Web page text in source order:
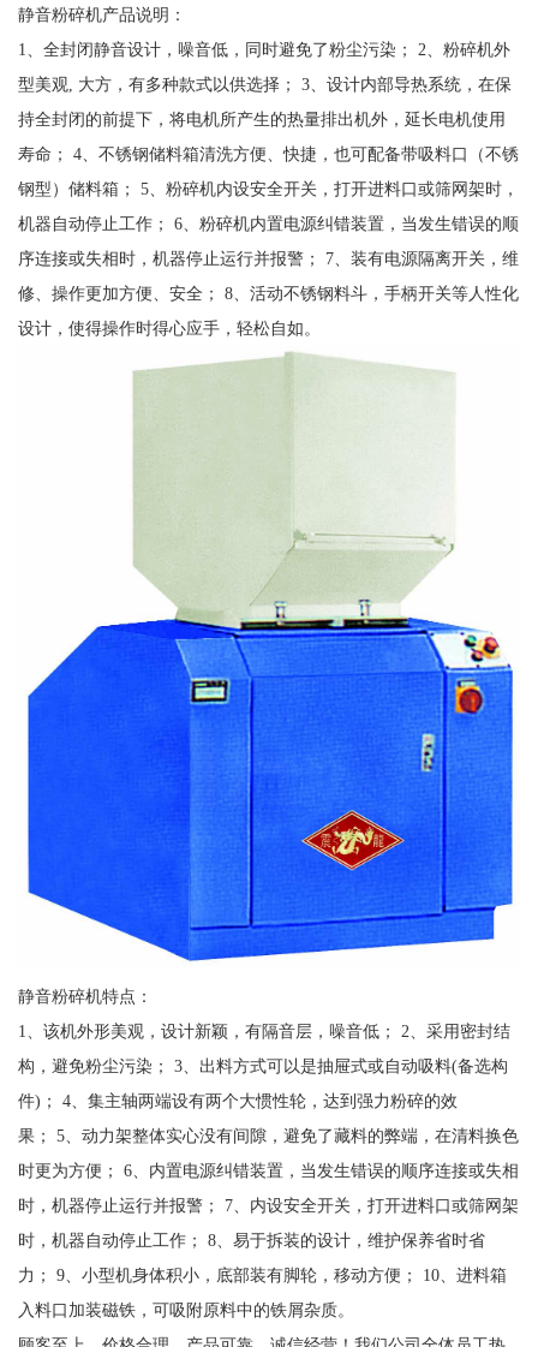
静音粉碎机产品说明：
1、全封闭静音设计，噪音低，同时避免了粉尘污染； 2、粉碎机外
型美观, 大方，有多种款式以供选择； 3、设计内部导热系统，在保
持全封闭的前提下，将电机所产生的热量排出机外，延长电机使用
寿命； 4、不锈钢储料箱清洗方便、快捷，也可配备带吸料口（不锈
钢型）储料箱； 5、粉碎机内设安全开关，打开进料口或筛网架时，
机器自动停止工作； 6、粉碎机内置电源纠错装置，当发生错误的顺
序连接或失相时，机器停止运行并报警； 7、装有电源隔离开关，维
修、操作更加方便、安全； 8、活动不锈钢料斗，手柄开关等人性化
设计，使得操作时得心应手，轻松自如。
静音粉碎机特点：
1、该机外形美观，设计新颖，有隔音层，噪音低； 2、采用密封结
构，避免粉尘污染； 3、出料方式可以是抽屉式或自动吸料(备选构
件)； 4、集主轴两端设有两个大惯性轮，达到强力粉碎的效
果； 5、动力架整体实心没有间隙，避免了藏料的弊端，在清料换色
时更为方便； 6、内置电源纠错装置，当发生错误的顺序连接或失相
时，机器停止运行并报警； 7、内设安全开关，打开进料口或筛网架
时，机器自动停止工作； 8、易于拆装的设计，维护保养省时省
力； 9、小型机身体积小，底部装有脚轮，移动方便； 10、进料箱
入料口加装磁铁，可吸附原料中的铁屑杂质。